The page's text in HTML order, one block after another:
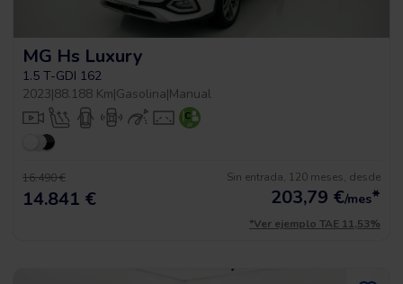
MG Hs Luxury
1.5 T-GDI 162
2023|88.188 Km|Gasolina|Manual
16.490 €
14.841 €
Sin entrada, 120 meses, desde
203,79 €/mes*
*Ver ejemplo TAE 11,53%